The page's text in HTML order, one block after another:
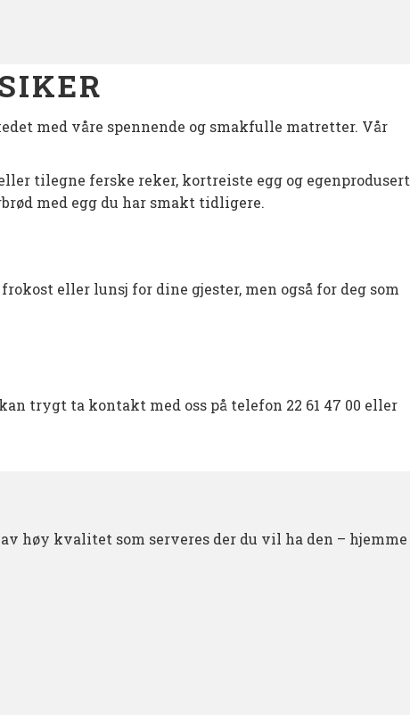
med våre spennende og smakfulle matretter. Vår
tilegne ferske reker, kortreiste egg og egenprodusert
med egg du har smakt tidligere.
eller lunsj for dine gjester, men også for deg som
trygt ta kontakt med oss på telefon 22 61 47 00 eller
høy kvalitet som serveres der du vil ha den – hjemme